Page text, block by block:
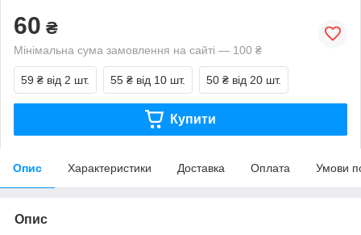
60 ₴
Мінімальна сума замовлення на сайті — 100 ₴
59 ₴ від 2 шт. 55 ₴ від 10 шт. 50 ₴ від 20 шт.
Купити
Опис Характеристики Доставка Оплата Умови
Опис